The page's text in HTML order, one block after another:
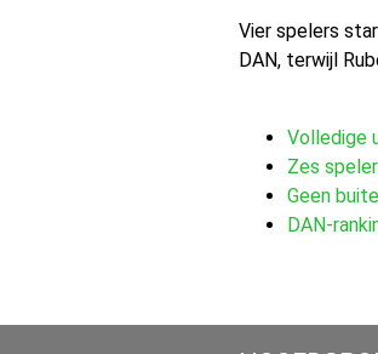
Vier spelers
DAN, terwijl
Volledige
Zes
Geen
DAN-